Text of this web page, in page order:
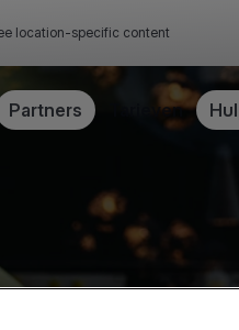
location-specific content
Partners Tarieven